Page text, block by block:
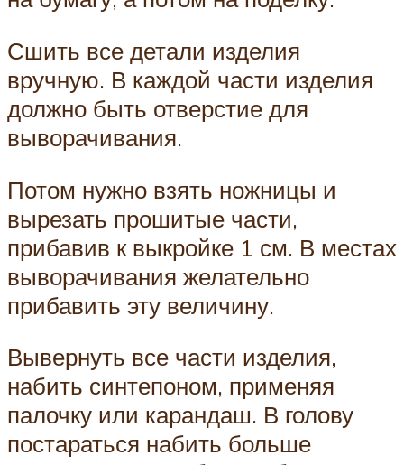
Сшить все детали изделия
вручную. В каждой части изделия
должно быть отверстие для
выворачивания.
Потом нужно взять ножницы и
вырезать прошитые части,
прибавив к выкройке 1 см. В местах
выворачивания желательно
прибавить эту величину.
Вывернуть все части изделия,
набить синтепоном, применяя
палочку или карандаш. В голову
постараться набить больше